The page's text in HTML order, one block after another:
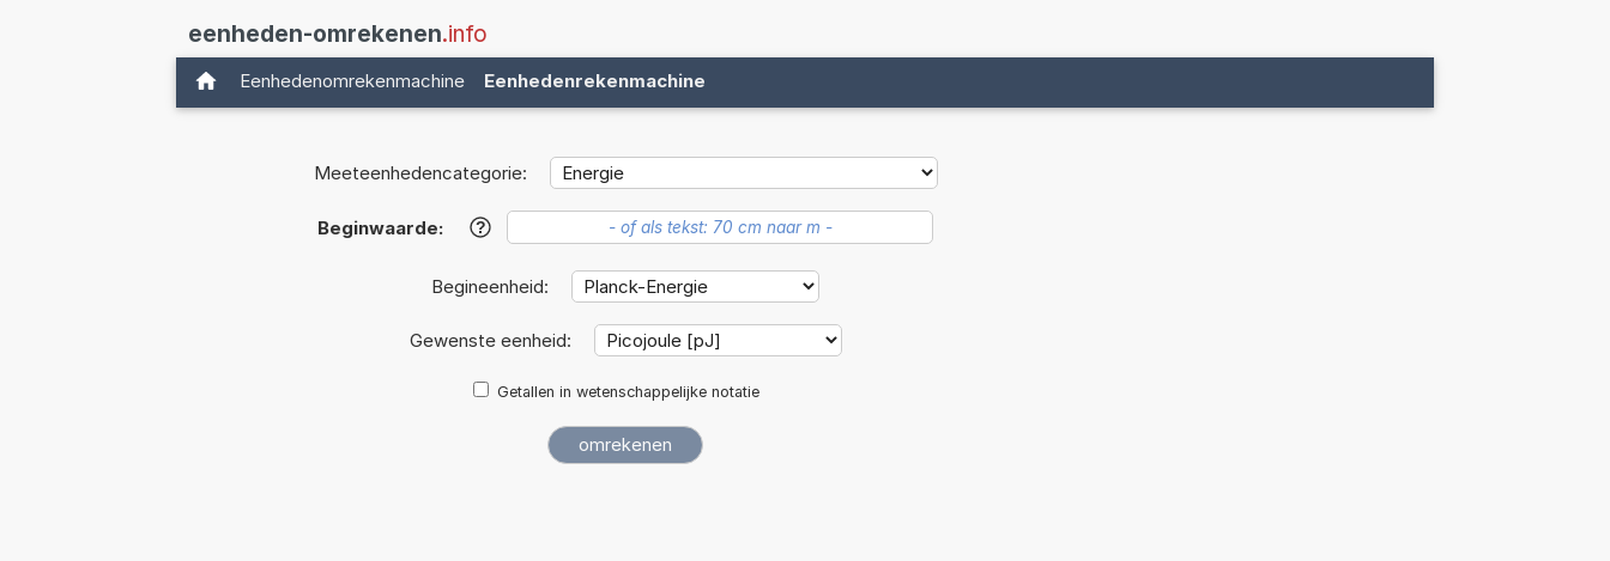
eenheden-omrekenen.info
Eenhedenomrekenmachine Eenhedenrekenmachine
Meeteenhedencategorie:
Beginwaarde: ?
Begineenheid:
Gewenste eenheid:
Getallen in wetenschappelijke notatie